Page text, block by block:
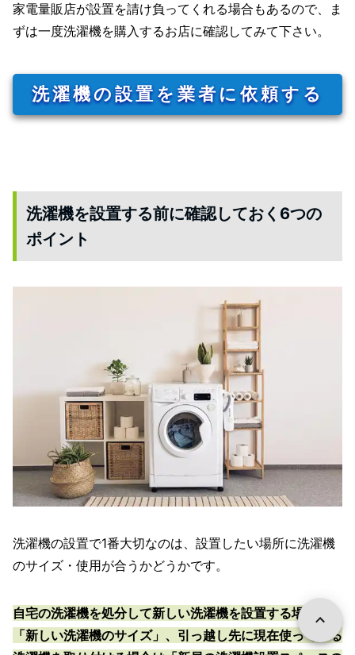
家電量販店が設置を請け負ってくれる場合もあるので、ま
ずは一度洗濯機を購入するお店に確認してみて下さい。
洗濯機の設置を業者に依頼する
洗濯機を設置する前に確認しておく6つの
ポイント
洗濯機の設置で1番大切なのは、設置したい場所に洗濯機
のサイズ・使用が合うかどうかです。
自宅の洗濯機を処分して新しい洗濯機を設置する場合は
「新しい洗濯機のサイズ」、引っ越し先に現在使っている